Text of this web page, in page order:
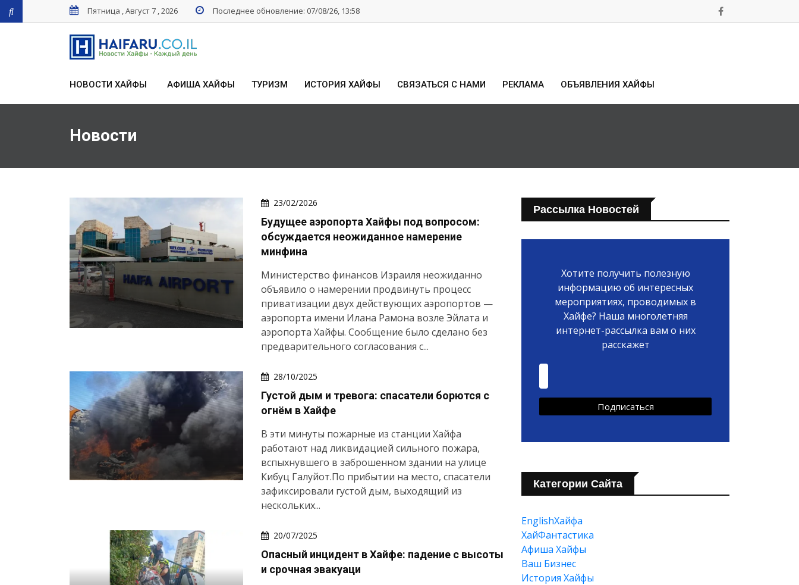
Пятница , Август 7 , 2026 Последнее обновление: 07/08/26, 13:58
НОВОСТИ ХАЙФЫ АФИША ХАЙФЫ ТУРИЗМ ИСТОРИЯ ХАЙФЫ СВЯЗАТЬСЯ С НАМИ РЕКЛАМА ОБЪЯВЛЕНИЯ ХАЙФЫ
Новости
23/02/2026
Будущее аэропорта Хайфы под вопросом:
обсуждается неожиданное намерение
минфина
Министерство финансов Израиля неожиданно
объявило о намерении продвинуть процесс
приватизации двух действующих аэропортов —
аэропорта имени Илана Рамона возле Эйлата и
аэропорта Хайфы. Сообщение было сделано без
предварительного согласования с...
28/10/2025
Густой дым и тревога: спасатели борются с
огнём в Хайфе
В эти минуты пожарные из станции Хайфа
работают над ликвидацией сильного пожара,
вспыхнувшего в заброшенном здании на улице
Кибуц Галуйот.По прибытии на место, спасатели
зафиксировали густой дым, выходящий из
нескольких...
20/07/2025
Опасный инцидент в Хайфе: падение с высоты
и срочная эвакуаци
Рассылка Новостей
Хотите получить полезную
информацию об интересных
мероприятиях, проводимых в
Хайфе? Наша многолетняя
интернет-рассылка вам о них
расскажет
Категории Сайта
EnglishХайфа
XайФантастика
Афиша Хайфы
Ваш Бизнес
История Хайфы